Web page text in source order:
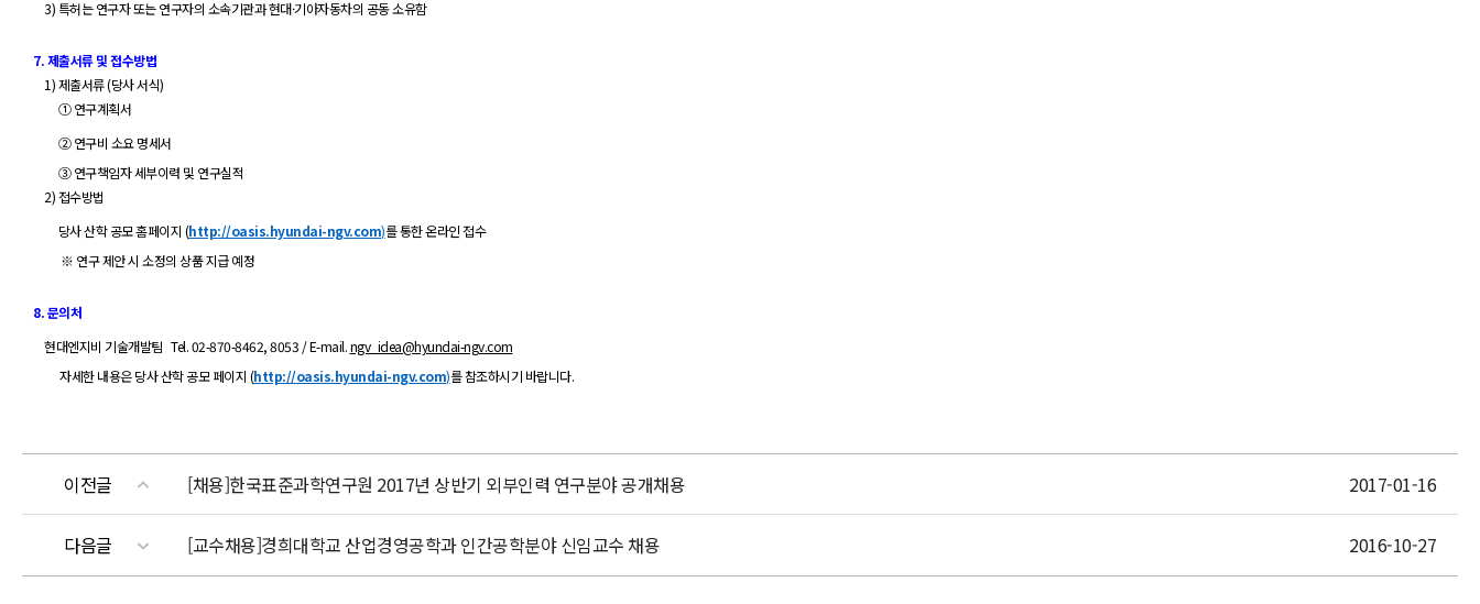
3) 특허는 연구자 또는 연구자의 소속기관과 현대·기아자동차의 공동 소유함
7.제출서류 및 접수방법
1)제출서류(당사 서식)
①연구계획서
② 연구비 소요 명세서
③ 연구책임자 세부이력 및 연구실적
2)접수방법
당사 산학 공모 홈페이지 (http://oasis.hyundai-ngv.com)를 통한 온라인 접수
※ 연구 제안 시 소정의 상품 지급 예정
8.문의처
현대엔지비 기술개발팀 Tel.02-870-8462, 8053 / E-mail.ngv_idea@hyundai-ngv.com
자세한 내용은 당사 산학 공모 페이지 (http://oasis.hyundai-ngv.com)를 참조하시기 바랍니다.
이전글 [채용]한국표준과학연구원 2017년 상반기 외부인력 연구분야 공개채용 2017-01-16
다음글 [교수채용]경희대학교 산업경영공학과 인간공학분야 신임교수 채용 2016-10-27